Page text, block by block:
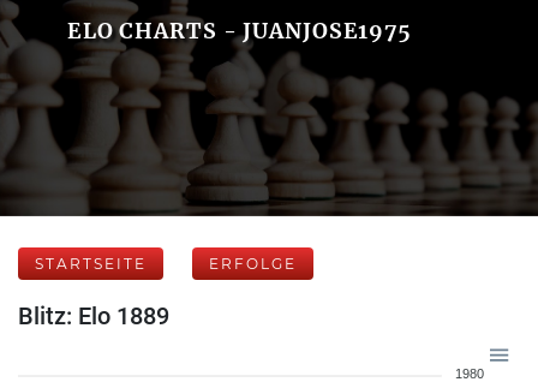
ELO CHARTS - JUANJOSE1975
STARTSEITE ERFOLGE
Blitz: Elo 1889
1980